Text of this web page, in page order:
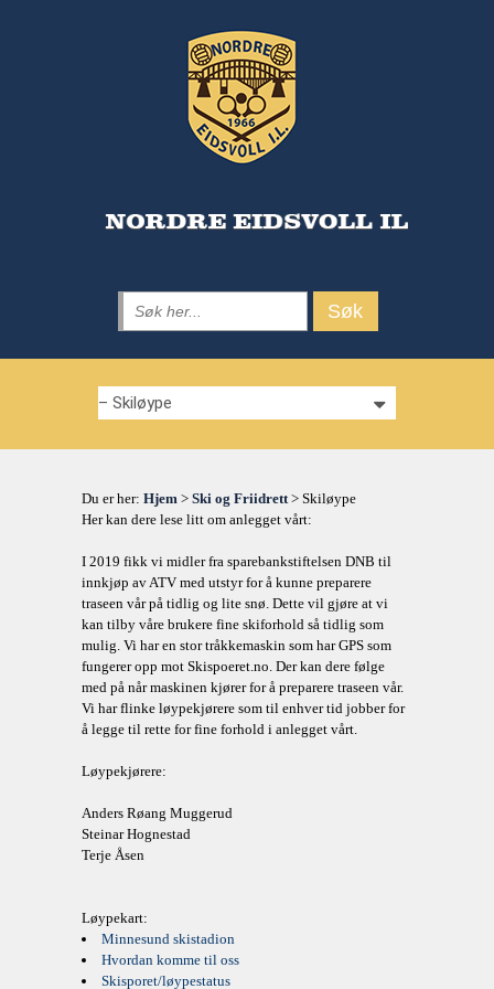
Du er her: Hjem > Ski og Friidrett > Skiløype
Her kan dere lese litt om anlegget vårt:
I 2019 fikk vi midler fra sparebankstiftelsen DNB til
innkjøp av ATV med utstyr for å kunne preparere
traseen vår på tidlig og lite snø. Dette vil gjøre at vi
kan tilby våre brukere fine skiforhold så tidlig som
mulig. Vi har en stor tråkkemaskin som har GPS som
fungerer opp mot Skispoeret.no. Der kan dere følge
med på når maskinen kjører for å preparere traseen vår.
Vi har flinke løypekjørere som til enhver tid jobber for
å legge til rette for fine forhold i anlegget vårt.
Løypekjørere:
Anders Røang Muggerud
Steinar Hognestad
Terje Åsen
Løypekart:
Minnesund skistadion
Hvordan komme til oss
Skisporet/løypestatus